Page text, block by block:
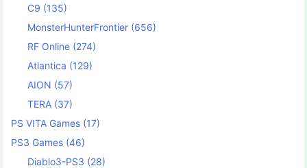
C9 (135)
MonsterHunterFrontier (656)
RF Online (274)
Atlantica (129)
AION (57)
TERA (37)
PS VITA Games (17)
PS3 Games (46)
Diablo3-PS3 (28)